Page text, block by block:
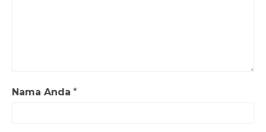
Nama Anda *